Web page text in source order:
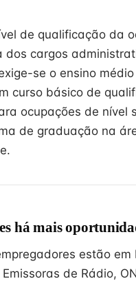
de qualificação da
dos cargos
se o ensino
curso básico de
ocupações de nível
de graduação na
há mais
estão em
de Rádio,